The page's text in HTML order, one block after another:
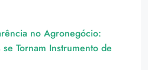
no Agronegócio:
Tornam Instrumento de